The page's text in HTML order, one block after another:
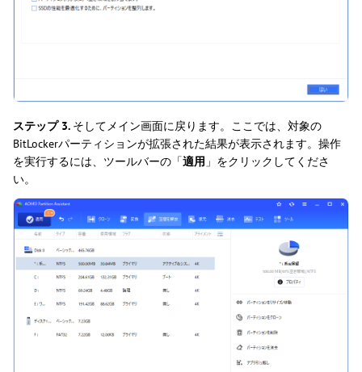
ステップ 3. そしてメイン画面に戻ります。ここでは、対象の
BitLockerパーティションが拡張された結果が表示されます。操作
を実行するには、ツールバーの「適用 」をクリックしてくださ
い。